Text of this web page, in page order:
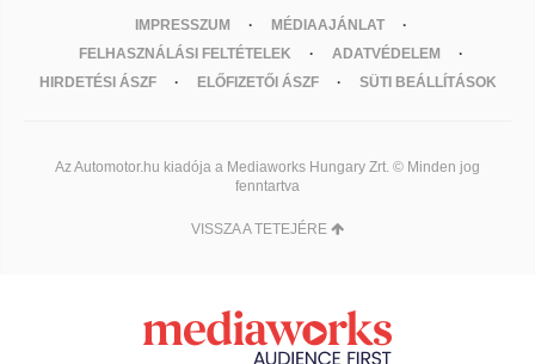
IMPRESSZUM
MÉDIAAJÁNLAT
FELHASZNÁLÁSI FELTÉTELEK
ADATVÉDELEM
HIRDETÉSI ÁSZF
ELŐFIZETŐI ÁSZF SÜTI BEÁLLÍTÁSOK
Az Automotor.hu kiadója a Mediaworks Hungary Zrt. © Minden jog
fenntartva
VISSZA A TETEJÉRE